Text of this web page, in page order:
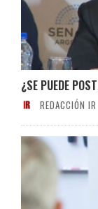
¿SE PUEDE
REDACCIÓN IR